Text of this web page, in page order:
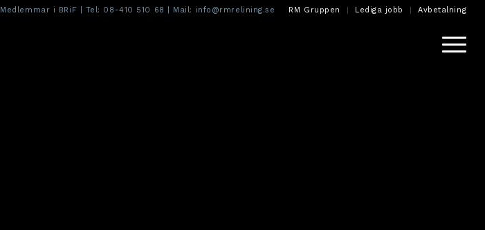
RM Gruppen Lediga jobb Avbetalning
Medlemmar i BRiF | Tel: 08-410 510 68 | Mail: info@rmrelining.se